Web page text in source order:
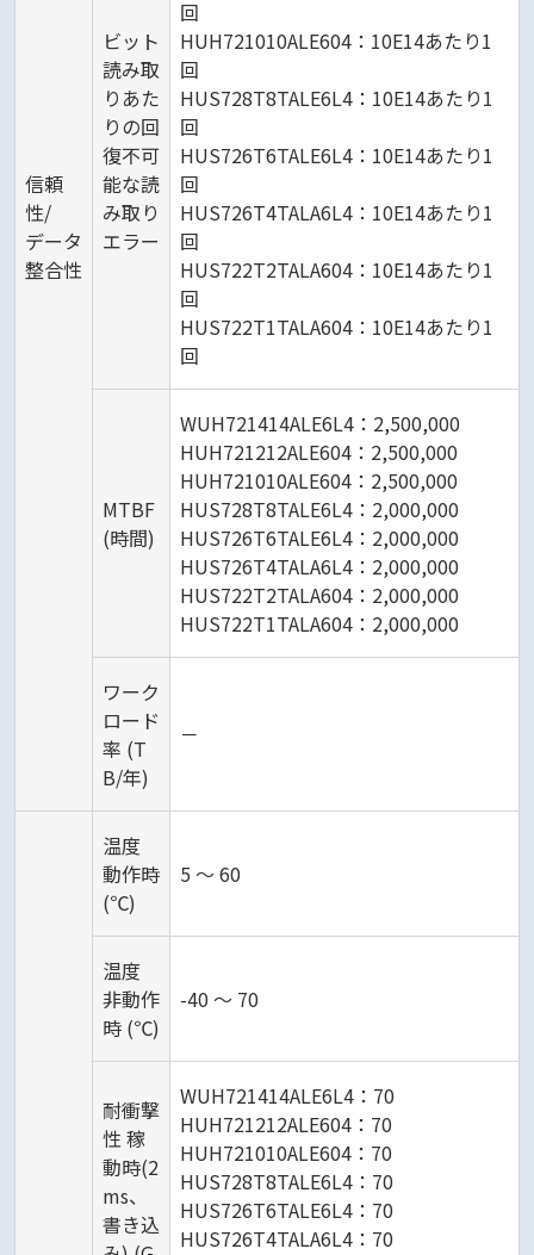
信頼
性/
データ
整合性
ビット
読み取
りあた
りの回
復不可
能な読
み取り
エラー
回
HUH721010ALE604：10E14あたり1
回
HUS728T8TALE6L4：10E14あたり1
回
HUS726T6TALE6L4：10E14あたり1
回
HUS726T4TALA6L4：10E14あたり1
回
HUS722T2TALA604：10E14あたり1
回
HUS722T1TALA604：10E14あたり1
回
MTBF
(時間)
WUH721414ALE6L4：2,500,000
HUH721212ALE604：2,500,000
HUH721010ALE604：2,500,000
HUS728T8TALE6L4：2,000,000
HUS726T6TALE6L4：2,000,000
HUS726T4TALA6L4：2,000,000
HUS722T2TALA604：2,000,000
HUS722T1TALA604：2,000,000
ワーク
ロード
率 (T
B/年)
－
温度
動作時
(℃)
5 ～ 60
温度
非動作
時 (℃)
-40 ～ 70
耐衝撃
性 稼
動時(2
ms、
書き込
WUH721414ALE6L4：70
HUH721212ALE604：70
HUH721010ALE604：70
HUS728T8TALE6L4：70
HUS726T6TALE6L4：70
HUS726T4TALA6L4：70